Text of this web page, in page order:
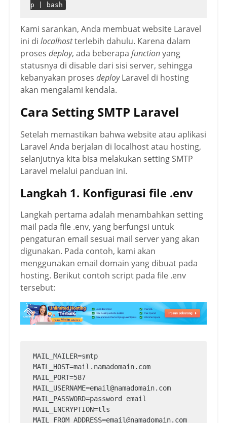
p | bash
Kami sarankan, Anda membuat website Laravel
ini di localhostterlebih dahulu. Karena dalam
proses deploy, ada beberapa functionyang
statusnya di disable dari sisi server, sehingga
kebanyakan proses deployLaravel di hosting
akan mengalami kendala.
Cara Setting SMTP Laravel
Setelah memastikan bahwa website atau aplikasi
Laravel Anda berjalan di localhost atau hosting,
selanjutnya kita bisa melakukan setting SMTP
Laravel melalui panduan ini.
Langkah 1. Konfigurasi file .env
Langkah pertama adalah menambahkan setting
mail pada file .env, yang berfungsi untuk
pengaturan email sesuai mail server yang akan
digunakan. Pada contoh, kami akan
menggunakan email domain yang dibuat pada
hosting. Berikut contoh script pada file .env
tersebut:
MAIL_MAILER=smtp
MAIL_HOST=mail.namadomain.com
MAIL_PORT=587
MAIL_USERNAME=email@namadomain.com
MAIL_PASSWORD=password email
MAIL_ENCRYPTION=tls
MAIL_FROM_ADDRESS=email@namadomain.com